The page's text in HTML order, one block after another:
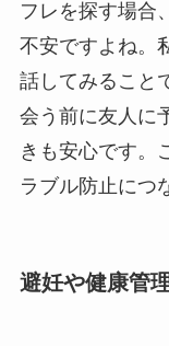
フレを探す場合
不安ですよね。
話してみること
会う前に友人に
きも安心です。
ラブル防止につ
避妊や健康管